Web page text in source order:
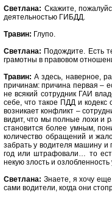
Светлана: Скажите,
деятельностью ГИБДД.
Травин: Глупо.
Светлана: Подождите. Есть
грамотны в правовом
Травин: А здесь, наверное,
причинам: причина первая –
не всякий сотрудник ГАИ
себе, что такое ПДД и кодекс
возникает конфликт –
видит, что мы полные лохи и
становится более умным,
количество обращений и
забрать у водителя машину и
год или штрафовали… то
некую злость и
Светлана: Знаете, я хочу еще
сами водители, когда они